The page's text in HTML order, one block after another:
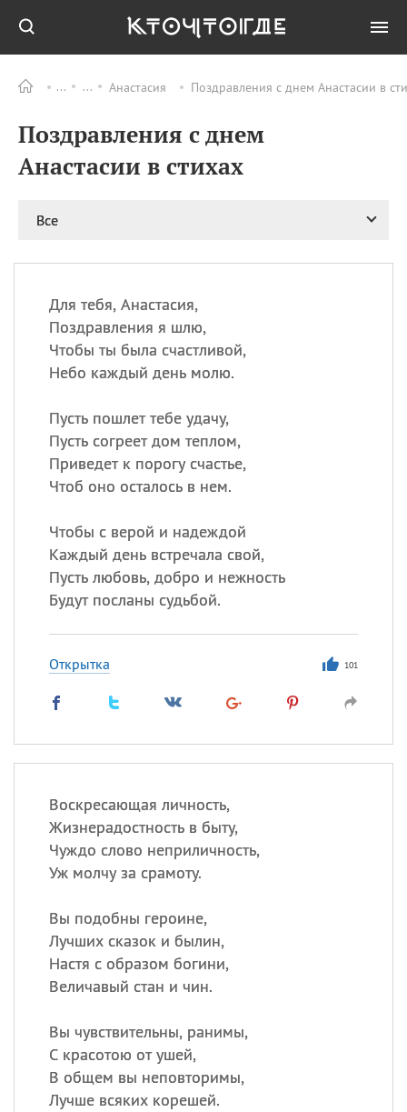
Анастасия Поздравления с днем Анастасии в
Поздравления с днем
Анастасии в стихах
Все
Для тебя, Анастасия,
Поздравления я шлю,
Чтобы ты была счастливой,
Небо каждый день молю.
Пусть пошлет тебе удачу,
Пусть согреет дом теплом,
Приведет к порогу счастье,
Чтоб оно осталось в нем.
Чтобы с верой и надеждой
Каждый день встречала свой,
Пусть любовь, добро и нежность
Будут посланы судьбой.
Открытка 101
Воскресающая личность,
Жизнерадостность в быту,
Чуждо слово неприличность,
Уж молчу за срамоту.
Вы подобны героине,
Лучших сказок и былин,
Настя с образом богини,
Величавый стан и чин.
Вы чувствительны, ранимы,
С красотою от ушей,
В общем вы неповторимы,
Лучше всяких корешей.
ПРАЗДНИКИ Все
09.08 День памяти жертв
бомбардировки
день
09.08
(Smokey Bear Day)
Сегодня празднуют именины
Сергей
Посмотреть значение
происхождение